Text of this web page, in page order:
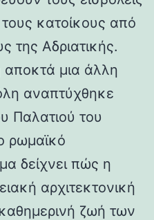
κατοίκους από
της Αδριατικής.
αποκτά μια άλλη
αναπτύχθηκε
Παλατιού του
ρωμαϊκό
δείχνει πώς η
αρχιτεκτονική
ζωή των